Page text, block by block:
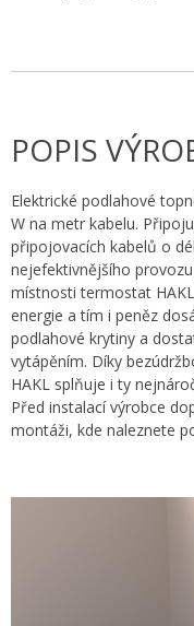
POPIS
Elektrické podlahové
W na metr kabelu.
připojovacích kabelů o
nejefektivnějšího
místnosti termostat
energie a tím i peněz
podlahové krytiny a
vytápěním. Díky
HAKL splňuje i ty
Před instalací výrobce
montáži, kde naleznete